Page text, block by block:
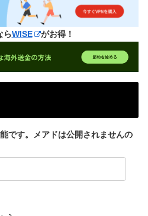
らWISE がお得！
です。メアドは公開されませんの